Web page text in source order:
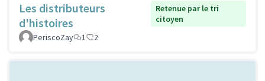
Les distributeurs
d'histoires
Retenue par le tri
citoyen
PeriscoZay
1 2